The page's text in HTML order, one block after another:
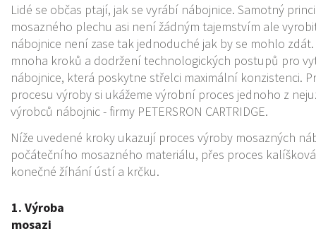
Lidé se občas ptají, jak se vyrábí nábojnice. Samotný
mosazného plechu asi není žádným tajemstvím ale
nábojnice není zase tak jednoduché jak by se mohlo
mnoha kroků a dodržení technologických postupů pro
nábojnice, která poskytne střelci maximální konzistenci.
procesu výroby si ukážeme výrobní proces jednoho z
výrobců nábojnic - firmy PETERSRON CARTRIDGE.
Níže uvedené kroky ukazují proces výroby mosazných
počátečního mosazného materiálu, přes proces
konečné žíhání ústí a krčku.
1. Výroba
mosazi